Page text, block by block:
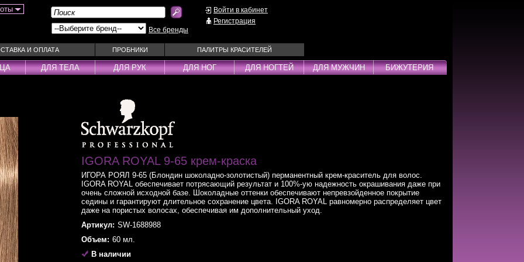
Все бренды
Войти в кабинет
Регистрация
И ОПЛАТА ПРОБНИКИ ПАЛИТРЫ КРАСИТЕЛЕЙ
Наборы
Несмываемые уходы
Оттеночные уходы
Парфюм
Паста
Пена
Пилинг
Сыворотки
Тонирующие средства
Укладка / Стайлинг
Эликсиры
Эмульсии
ДЛЯ ТЕЛА ДЛЯ РУК ДЛЯ НОГ ДЛЯ НОГТЕЙ ДЛЯ МУЖЧИН БИЖУТЕРИЯ
IGORA ROYAL 9-65 крем-краска
ИГОРА РОЯЛ 9-65 (Блондин шоколадно-золотистый) перманентный крем-краситель для волос.
IGORA ROYAL обеспечивает потрясающий результат и 100%-ую надежность окрашивания даже при
очень сложной исходной базе. Шоколадные оттенки обеспечивают непревзойденное покрытие
седины и гарантируют длительное сохранение цвета. IGORA ROYAL равномерно распределяет цвет
даже на пористых волосах, обеспечивая им дополнительный уход.
Артикул: SW-1688988
Объем: 60 мл.
В наличии